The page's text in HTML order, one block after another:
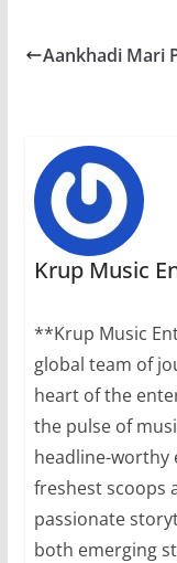
Aankhadi Mari
Krup Music
**Krup Music
global team of
heart of the
the pulse of
headline-worthy
freshest scoops
passionate
both emerging